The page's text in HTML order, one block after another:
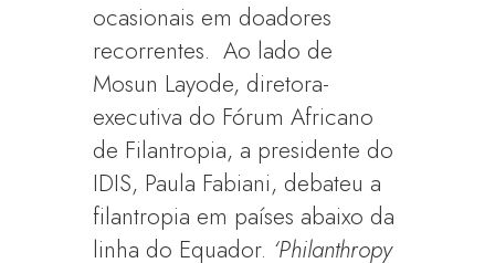
ocasionais em doadores
recorrentes. Ao lado de
Mosun Layode, diretora-
executiva do Fórum Africano
de Filantropia, a presidente do
IDIS, Paula Fabiani, debateu a
filantropia em países abaixo da
linha do Equador. ‘Philanthropy